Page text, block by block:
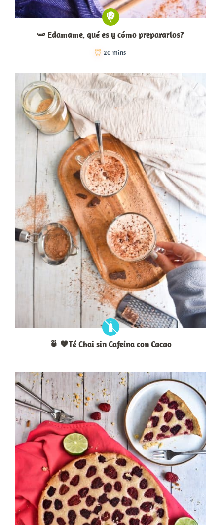
🫛 Edamame, qué es y cómo prepararlos?
20 mins
🍵 🤎Té Chai sin Cafeína con Cacao